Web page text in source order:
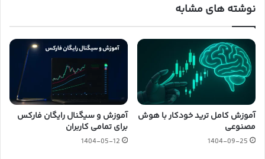
نوشته های مشابه
آموزش کامل ترید خودکار با هوش
مصنوعی
1404-09-25
آموزش و سیگنال رایگان فارکس
برای تمامی کاربران
1404-05-12